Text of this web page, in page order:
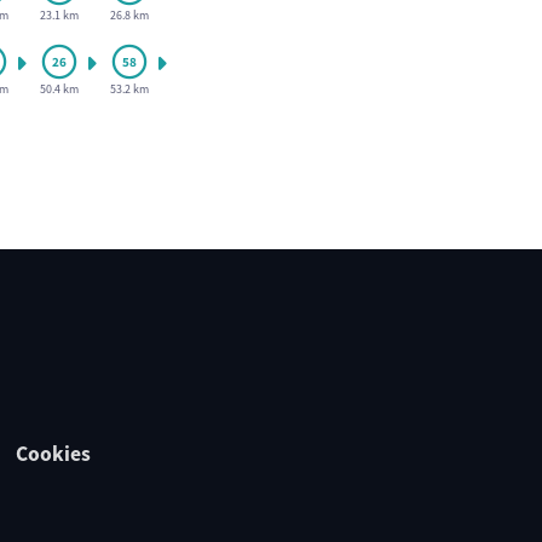
23.1 km 26.8 km
50.4 km 53.2 km
Cookies